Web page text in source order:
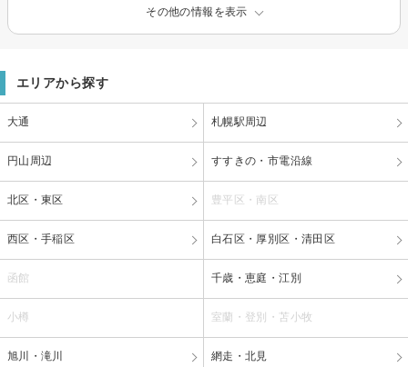
その他の情報を表示
エリアから探す
大通 札幌駅周辺
円山周辺 すすきの・市電沿線
北区・東区 豊平区・南区
西区・手稲区 白石区・厚別区・清田区
函館 千歳・恵庭・江別
小樽 室蘭・登別・苫小牧
旭川・滝川 網走・北見